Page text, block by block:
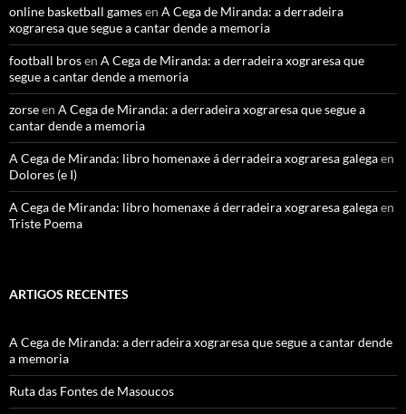
online basketball gamesen A Cega de Miranda: a derradeira
xograresa que segue a cantar dende a memoria
football brosen A Cega de Miranda: a derradeira xograresa que
segue a cantar dende a memoria
zorseen A Cega de Miranda: a derradeira xograresa que segue a
cantar dende a memoria
A Cega de Miranda: libro homenaxe á derradeira xograresa galegaen
Dolores (e I)
A Cega de Miranda: libro homenaxe á derradeira xograresa galegaen
Triste Poema
ARTIGOS RECENTES
A Cega de Miranda: a derradeira xograresa que segue a cantar dende
a memoria
Ruta das Fontes de Masoucos